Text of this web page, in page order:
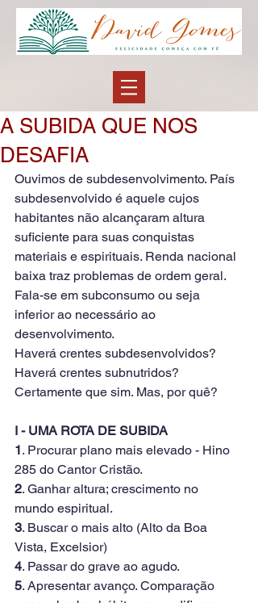
A SUBIDA QUE NOS
DESAFIA
Ouvimos de subdesenvolvimento. País
subdesenvolvido é aquele cujos
habitantes não alcançaram altura
suficiente para suas conquistas
materiais e espirituais. Renda nacional
baixa traz problemas de ordem geral.
Fala-se em subconsumo ou seja
inferior ao necessário ao
desenvolvimento.
Haverá crentes subdesenvolvidos?
Haverá crentes subnutridos?
Certamente que sim. Mas, por quê?
I - UMA ROTA DE SUBIDA
1. Procurar plano mais elevado - Hino
285 do Cantor Cristão.
2. Ganhar altura; crescimento no
mundo espiritual.
3. Buscar o mais alto (Alto da Boa
Vista, Excelsior)
4. Passar do grave ao agudo.
5. Apresentar avanço. Comparação